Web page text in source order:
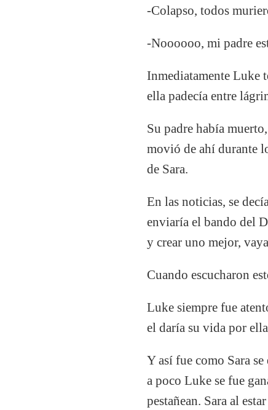
-Colapso, todos
-Noooooo, mi padre
Inmediatamente Luke
ella padecía entre
Su padre había
movió de ahí durante
de Sara.
En las noticias, se
enviaría el bando del
y crear uno mejor,
Cuando escucharon
Luke siempre fue
el daría su vida por
Y así fue como Sara
a poco Luke se fue
pestañean. Sara al